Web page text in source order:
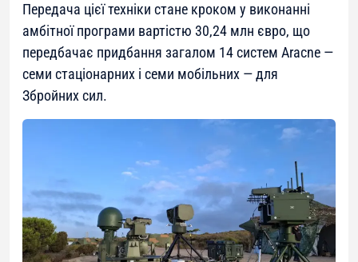
Передача цієї техніки стане кроком у виконанні
амбітної програми вартістю 30,24 млн євро, що
передбачає придбання загалом 14 систем Aracne —
семи стаціонарних і семи мобільних — для
Збройних сил.